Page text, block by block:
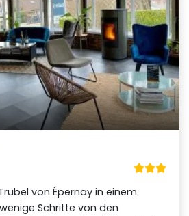
von Épernay in einem
Schritte von den